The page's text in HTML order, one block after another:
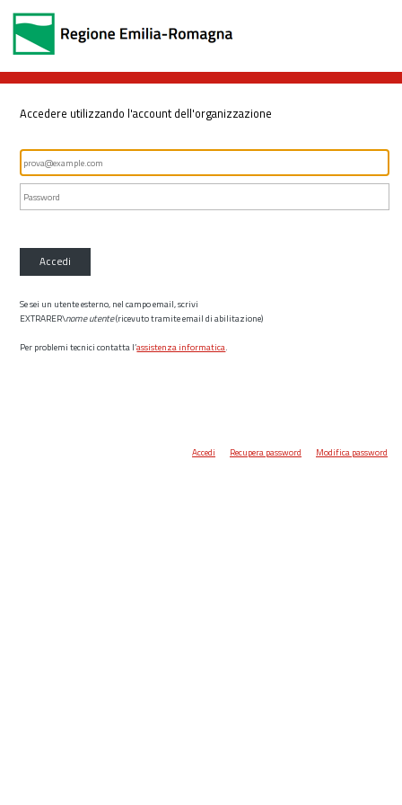
Accedere utilizzando l'account dell'organizzazione
Accedi
Se sei un utente esterno, nel campo email, scrivi
EXTRARER\nome utente(ricevuto tramite email di abilitazione)
Per problemi tecnici contatta l’assistenza informatica.
Accedi Recupera password Modifica password